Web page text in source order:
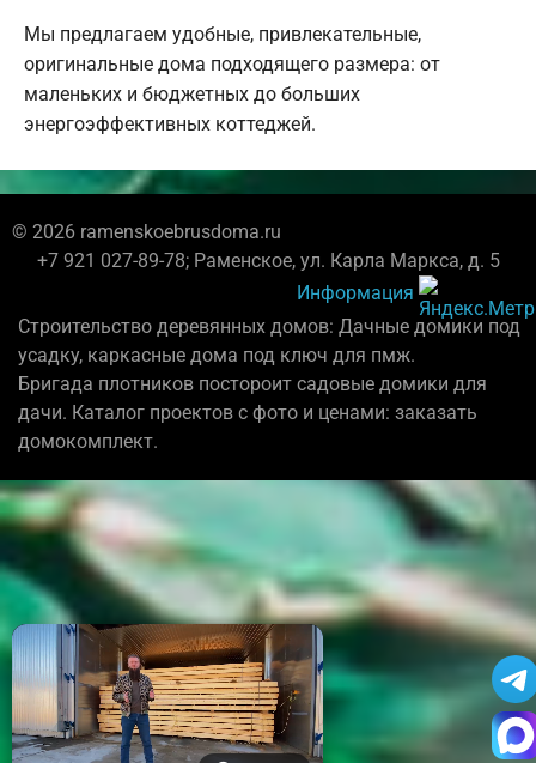
Мы предлагаем удобные, привлекательные,
оригинальные дома подходящего размера: от
маленьких и бюджетных до больших
энергоэффективных коттеджей.
© 2026 ramenskoebrusdoma.ru
+7 921 027-89-78; Раменское, ул. Карла Маркса, д. 5
Информация
Строительство деревянных домов: Дачные домики под
усадку, каркасные дома под ключ для пмж.
Бригада плотников постороит садовые домики для
дачи. Каталог проектов с фото и ценами: заказать
домокомплект.